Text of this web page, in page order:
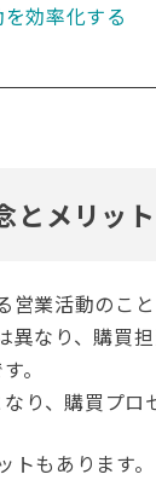
効率化する
とメリッ
業活動のこ
なり、購買
。
り、購買プロ
もあります。